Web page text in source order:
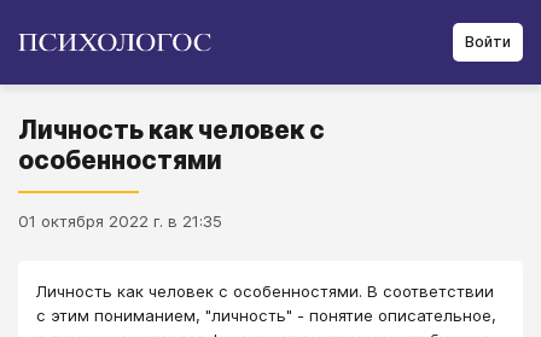
Войти
Личность как человек с
особенностями
01 октября 2022 г. в 21:35
Личность как человек с особенностями. В соответствии
с этим пониманием, "личность" - понятие описательное,